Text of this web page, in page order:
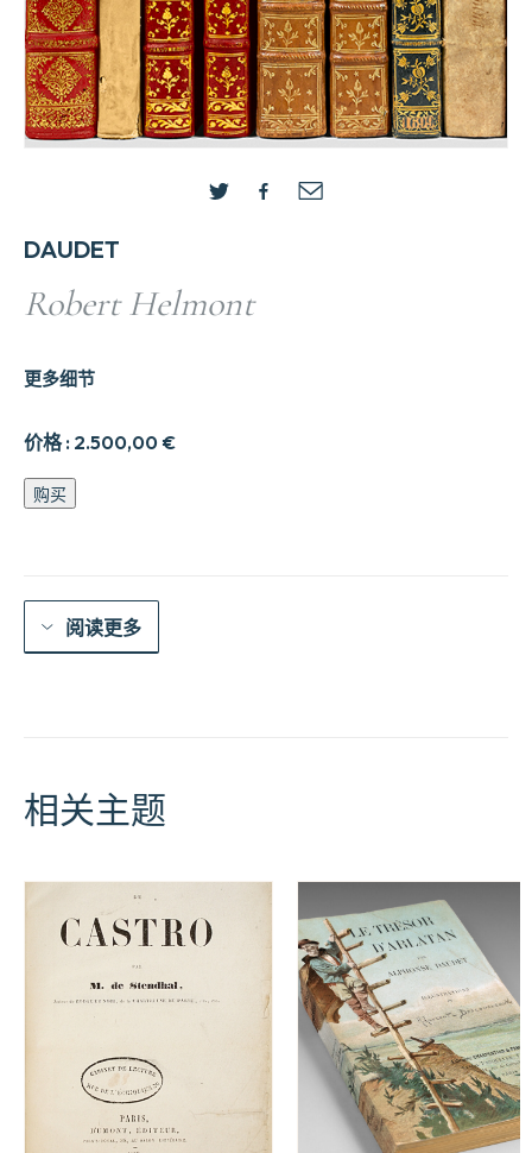
DAUDET
Robert Helmont
价格 : 2.500,00 €
更多细节
Robert
Helmont
购买
阅读更多
相关主题